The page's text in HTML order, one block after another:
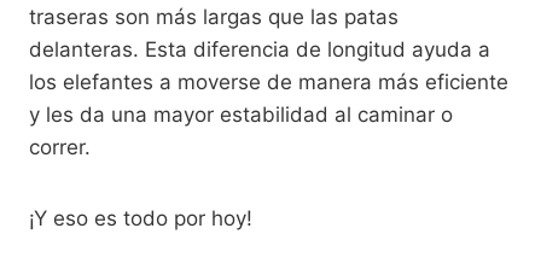
traseras son más largas que las patas
delanteras. Esta diferencia de longitud ayuda a
los elefantes a moverse de manera más eficiente
y les da una mayor estabilidad al caminar o
correr.
¡Y eso es todo por hoy!